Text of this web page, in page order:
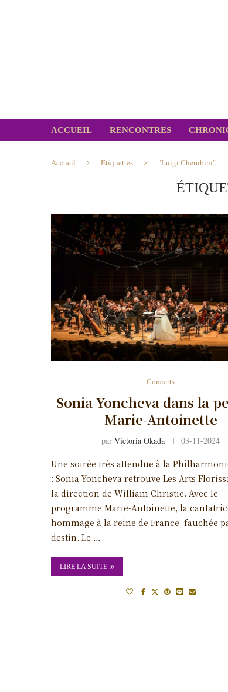
ACCUEIL RENCONTRES
Accueil Étiquettes "Luigi Cherubini"
Concerts
Sonia Yoncheva dans la
Marie-Antoinette
parVictoria Okada 03-11-2024
Une soirée très attendue à la
: Sonia Yoncheva retrouve Les Arts
la direction de William Christie. Avec le
programme Marie-Antoinette, la
hommage à la reine de France, fauchée
destin. Le …
LIRE LA SUITE